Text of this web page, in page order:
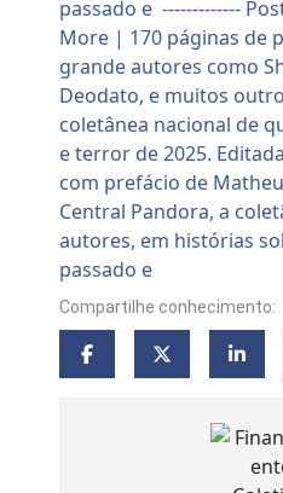
Compartilhe conhecimento: